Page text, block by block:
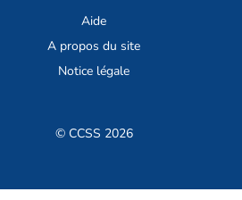
Aide
A propos du site
Notice légale
© CCSS 2026